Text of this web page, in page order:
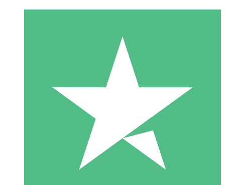
Packs de Crédits Individuels
Payez à l'utilisation avec des crédits de téléchargement. Sans
1 Téléchargement
10 00